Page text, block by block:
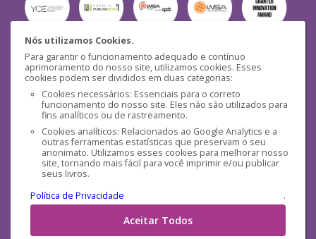
Nós utilizamos Cookies.
Para garantir o funcionamento adequado e contínuo
aprimoramento do nosso site, utilizamos cookies. Esses
cookies podem ser divididos em duas categorias:
Cookies necessários: Essenciais para o correto
funcionamento do nosso site. Eles não são utilizados para
fins analíticos ou de rastreamento.
Cookies analíticos: Relacionados ao Google Analytics e a
outras ferramentas estatísticas que preservam o seu
anonimato. Utilizamos esses cookies para melhorar nosso
site, tornando mais fácil para você imprimir e/ou publicar
seus livros.
Política de Privacidade
.
Aceitar Todos
Segurança
Mídias Sociais